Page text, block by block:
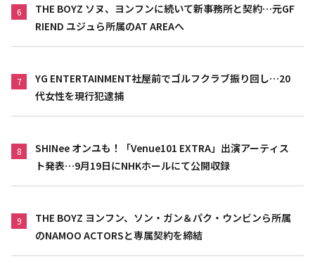
6
THE BOYZ ソヌ、ヨンフンに続いて新事務所と契約…元GF
RIEND ユジュら所属のAT AREAへ
7
YG ENTERTAINMENT社屋前でゴルフクラブ振り回し…20
代女性を現行犯逮捕
8
SHINee オンユも！「Venue101 EXTRA」出演アーティス
ト発表…9月19日にNHKホールにて公開収録
9
THE BOYZ ヨンフン、ソン・ガン＆パク・ウンビンら所属
のNAMOO ACTORSと専属契約を締結